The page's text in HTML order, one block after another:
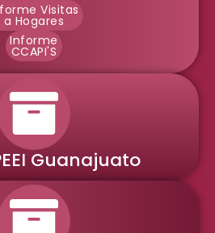
Visitas
a Hogares
Informe
CCAPI'S
Guanajuato